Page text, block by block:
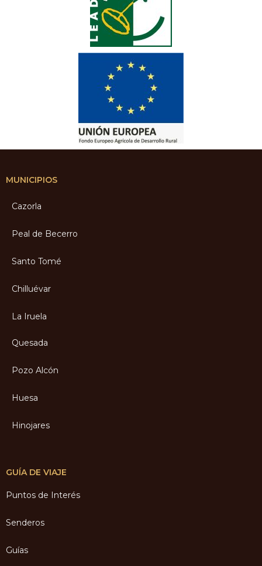
MUNICIPIOS
Cazorla
Peal de Becerro
Santo Tomé
Chilluévar
La Iruela
Quesada
Pozo Alcón
Huesa
Hinojares
GUÍA DE VIAJE
Puntos de Interés
Senderos
Guías